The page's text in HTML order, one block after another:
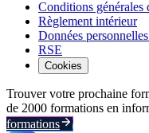
Conditions générales
Règlement intérieur
Données
RSE
Cookies
Trouver votre prochaine
de 2000 formations en
formations